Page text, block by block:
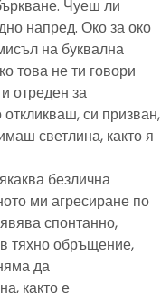
Чуеш ли
напред. Око за око
на буквална
това не ти говори
отреден за
си призван,
светлина, както я
безлична
ми агресиране по
спонтанно,
тяхно обръщение,
да
както е